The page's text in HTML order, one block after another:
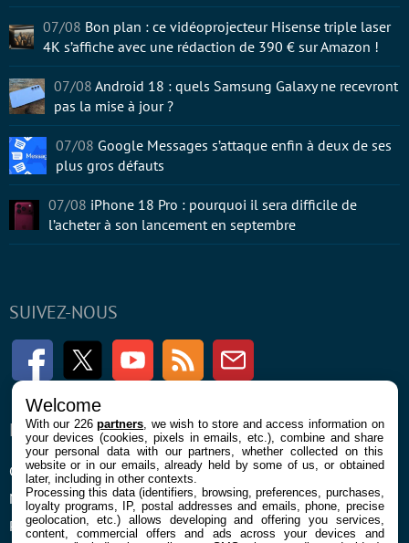
SUIVEZ-NOUS
FacebookTwitter Youtube RSS Newsletter
ENTREPRISE
Confidentialité et Cookies
Mentions légales et CGU
Préférences Cookies
À PROPOS
Contact
07/08 Bon plan : ce vidéoprojecteur Hisense triple laser
4K s’affiche avec une rédaction de 390 € sur Amazon !
07/08 Android 18 : quels Samsung Galaxy ne recevront
pas la mise à jour ?
07/08 Google Messages s’attaque enfin à deux de ses
plus gros défauts
07/08 iPhone 18 Pro : pourquoi il sera difficile de
l’acheter à son lancement en septembre
Welcome
With our 226partners , we wish to store and access information on
your devices (cookies, pixels in emails, etc.), combine and share
your personal data with our partners, whether collected on this
website or in our emails, already held by some of us, or obtained
later, including in other contexts.
Processing this data (identifiers, browsing, preferences, purchases,
loyalty programs, IP, postal addresses and emails, phone, precise
geolocation, etc.) allows developing and offering you services,
content, commercial offers and ads across your devices and